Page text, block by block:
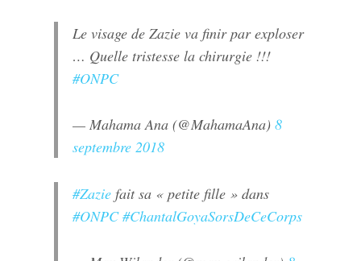
Le visage de Zazie va finir par exploser
… Quelle tristesse la chirurgie !!!
#ONPC
— Mahama Ana (@MahamaAna)8
septembre 2018
#Zazie fait sa « petite fille » dans
#ONPC #ChantalGoyaSorsDeCeCorps